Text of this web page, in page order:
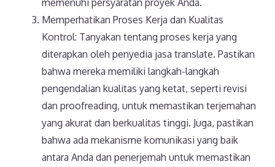
Memperhatikan Proses Kerja dan Kualitas
Kontrol: Tanyakan tentang proses kerja yang
diterapkan oleh penyedia jasa translate. Pastikan
bahwa mereka memiliki langkah-langkah
pengendalian kualitas yang ketat, seperti revisi
dan proofreading, untuk memastikan terjemahan
yang akurat dan berkualitas tinggi. Juga, pastikan
bahwa ada mekanisme komunikasi yang baik
antara Anda dan penerjemah untuk memastikan